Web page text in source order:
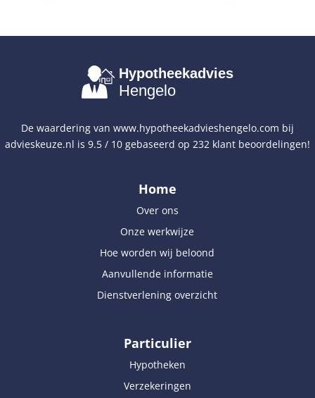
Hypotheekadvies
Hengelo
De waardering van www.hypotheekadvieshengelo.com bij
advieskeuze.nl is 9.5 / 10 gebaseerd op 232 klant beoordelingen!
Home
Over ons
Onze werkwijze
Hoe worden wij beloond
Aanvullende informatie
Dienstverlening overzicht
Particulier
Hypotheken
Verzekeringen